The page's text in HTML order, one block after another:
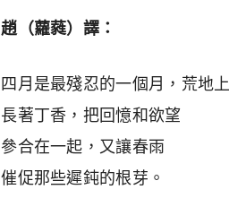
趙（蘿蕤）譯：
四月是最殘忍的一個月，荒地上
長著丁香，把回憶和欲望
參合在一起，又讓春雨
催促那些遲鈍的根芽。